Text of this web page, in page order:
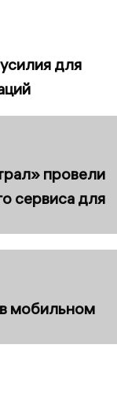
для
провели
сервиса для
мобильном